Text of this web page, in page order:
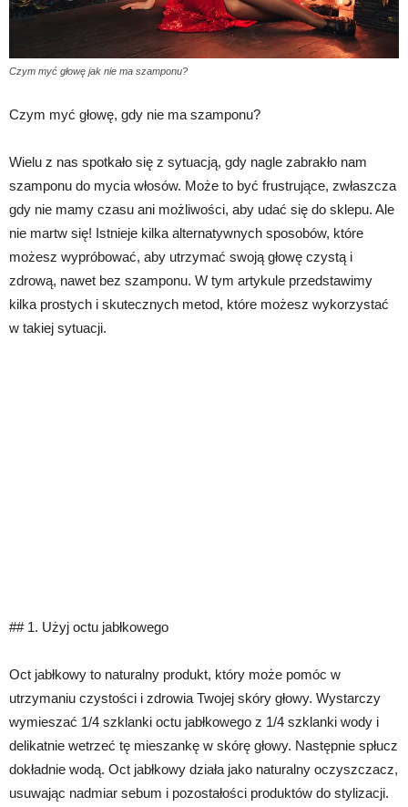
Czym myć głowę jak nie ma szamponu?
Czym myć głowę, gdy nie ma szamponu?
Wielu z nas spotkało się z sytuacją, gdy nagle zabrakło nam
szamponu do mycia włosów. Może to być frustrujące, zwłaszcza
gdy nie mamy czasu ani możliwości, aby udać się do sklepu. Ale
nie martw się! Istnieje kilka alternatywnych sposobów, które
możesz wypróbować, aby utrzymać swoją głowę czystą i
zdrową, nawet bez szamponu. W tym artykule przedstawimy
kilka prostych i skutecznych metod, które możesz wykorzystać
w takiej sytuacji.
## 1. Użyj octu jabłkowego
Oct jabłkowy to naturalny produkt, który może pomóc w
utrzymaniu czystości i zdrowia Twojej skóry głowy. Wystarczy
wymieszać 1/4 szklanki octu jabłkowego z 1/4 szklanki wody i
delikatnie wetrzeć tę mieszankę w skórę głowy. Następnie spłucz
dokładnie wodą. Oct jabłkowy działa jako naturalny oczyszczacz,
usuwając nadmiar sebum i pozostałości produktów do stylizacji.